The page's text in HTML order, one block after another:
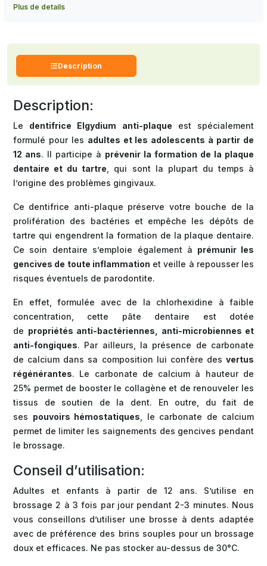
Plus de details
Description
Description:
Le dentifrice Elgydium anti-plaque est spécialement
formulé pour les adultes et les adolescents à partir de
12 ans. Il participe à prévenir la formation de la plaque
dentaire et du tartre , qui sont la plupart du temps à
l’origine des problèmes gingivaux.
Ce dentifrice anti-plaque préserve votre bouche de la
prolifération des bactéries et empêche les dépôts de
tartre qui engendrent la formation de la plaque dentaire.
Ce soin dentaire s’emploie également à prémunir les
gencives de toute inflammation et veille à repousser les
risques éventuels de parodontite.
En effet, formulée avec de la chlorhexidine à faible
concentration, cette pâte dentaire est dotée
de propriétés anti-bactériennes, anti-microbiennes et
anti-fongiques. Par ailleurs, la présence de carbonate
de calcium dans sa composition lui confère des vertus
régénérantes. Le carbonate de calcium à hauteur de
25% permet de booster le collagène et de renouveler les
tissus de soutien de la dent. En outre, du fait de
ses pouvoirs hémostatiques , le carbonate de calcium
permet de limiter les saignements des gencives pendant
le brossage.
Conseil d’utilisation:
Adultes et enfants à partir de 12 ans. S’utilise en
brossage 2 à 3 fois par jour pendant 2-3 minutes. Nous
vous conseillons d’utiliser une brosse à dents adaptée
avec de préférence des brins souples pour un brossage
doux et efficaces. Ne pas stocker au-dessus de 30°C.